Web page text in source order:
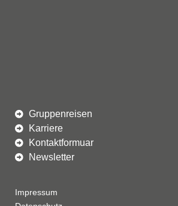
Gruppenreisen
Karriere
Kontaktformuar
Newsletter
Impressum